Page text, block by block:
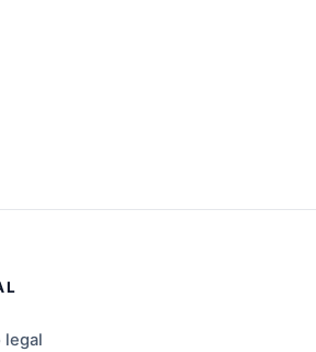
legal